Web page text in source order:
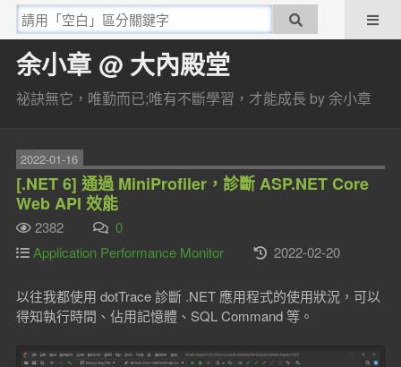
余小章 @ 大內殿堂
祕訣無它，唯勤而已;唯有不斷學習，才能成長 by 余小章
2022-01-16
[.NET 6] 通過 MiniProfiler，診斷 ASP.NET Core
Web API 效能
2382
0
Application Performance Monitor
2022-02-20
以往我都使用 dotTrace 診斷 .NET 應用程式的使用狀況，可以
得知執行時間、佔用記憶體、SQL Command 等。